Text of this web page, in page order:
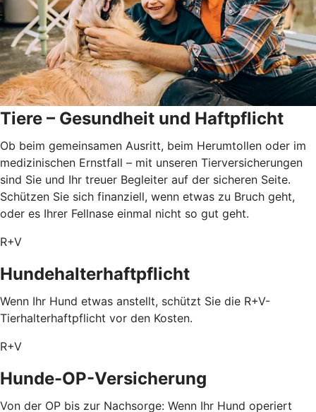
Tiere – Gesundheit und Haftpflicht
Ob beim gemeinsamen Ausritt, beim Herumtollen oder im
medizinischen Ernstfall – mit unseren Tierversicherungen
sind Sie und Ihr treuer Begleiter auf der sicheren Seite.
Schützen Sie sich finanziell, wenn etwas zu Bruch geht,
oder es Ihrer Fellnase einmal nicht so gut geht.
R+V
Hundehalterhaftpflicht
Wenn Ihr Hund etwas anstellt, schützt Sie die R+V-
Tierhalterhaftpflicht vor den Kosten.
R+V
Hunde-OP-Versicherung
Von der OP bis zur Nachsorge: Wenn Ihr Hund operiert